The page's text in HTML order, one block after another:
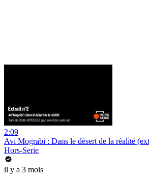
2:09
Avi Mograbi : Dans le désert de la réalité
Hors-Serie
il y a 3 mois